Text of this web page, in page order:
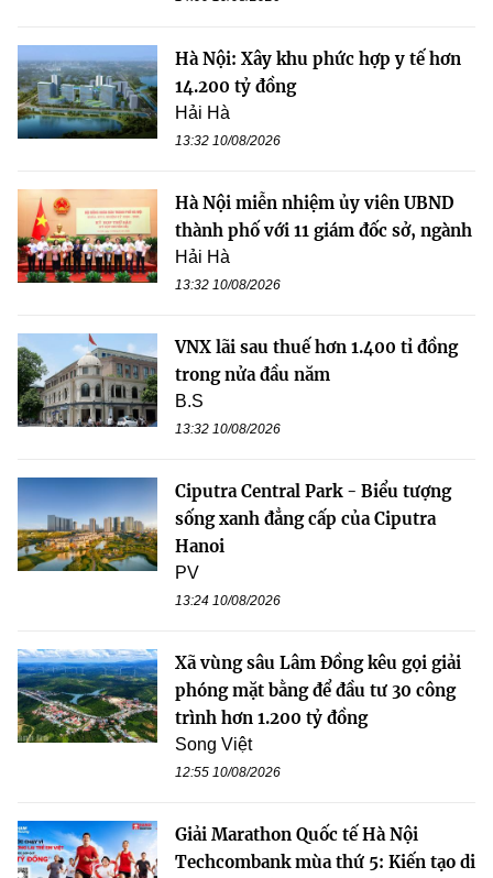
Hà Nội: Xây khu phức hợp y tế hơn
14.200 tỷ đồng
Hải Hà
13:32 10/08/2026
Hà Nội miễn nhiệm ủy viên UBND
thành phố với 11 giám đốc sở, ngành
Hải Hà
13:32 10/08/2026
VNX lãi sau thuế hơn 1.400 tỉ đồng
trong nửa đầu năm
B.S
13:32 10/08/2026
Ciputra Central Park - Biểu tượng
sống xanh đẳng cấp của Ciputra
Hanoi
PV
13:24 10/08/2026
Xã vùng sâu Lâm Đồng kêu gọi giải
phóng mặt bằng để đầu tư 30 công
trình hơn 1.200 tỷ đồng
Song Việt
12:55 10/08/2026
Giải Marathon Quốc tế Hà Nội
Techcombank mùa thứ 5: Kiến tạo di